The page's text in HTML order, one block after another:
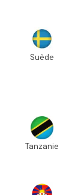
Suède
Tanzanie